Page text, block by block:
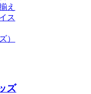
え
ス
）
ズ